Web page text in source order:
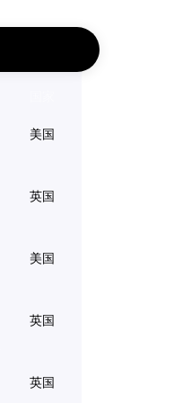
美国
英国
美国
英国
英国